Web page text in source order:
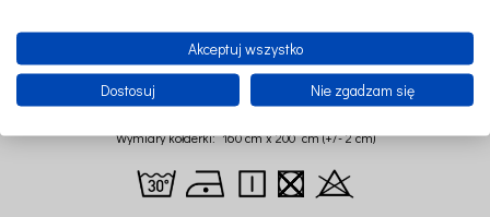
Dostępna w kilku rozmiarach.
Skład: 100% bawełna satynowa
Wymiary poduszki: 50 cm x 60 cm (+/- 2cm)
Wymiary kołderki: 160 cm x 200 cm (+/- 2 cm)
Akceptuj wszystko
Dostosuj Nie zgadzam się